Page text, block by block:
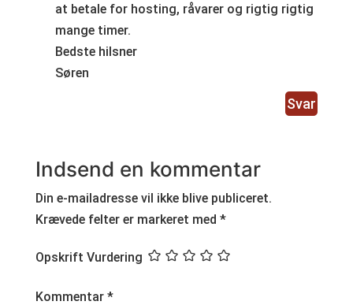
at betale for hosting, råvarer og rigtig rigtig
mange timer.
Bedste hilsner
Søren
Svar
Indsend en kommentar
Din e-mailadresse vil ikke blive publiceret.
Krævede felter er markeret med *
Opskrift Vurdering
Kommentar *